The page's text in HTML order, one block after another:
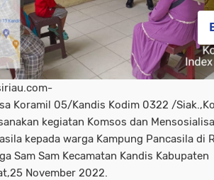
Koramil 05/Kandis Kodim 0322 /
kegiatan Komsos dan
kepada warga Kampung Pancasila di
Sam Sam Kecamatan Kandis Kabupaten
November 2022.